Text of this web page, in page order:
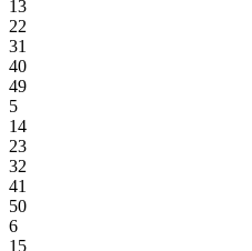
13
22
31
40
49
5
14
23
32
41
50
6
15